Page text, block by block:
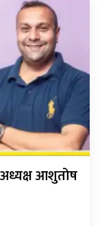
आशुतोष